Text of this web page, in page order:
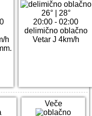
h
26°| 28°
20:00 - 02:00
delimično oblačno
Vetar J 4km/h
Veče